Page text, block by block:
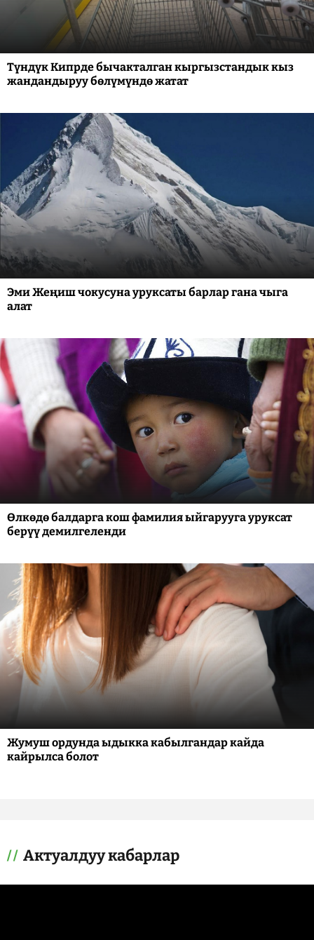
Түндүк Кипрде бычакталган кыргызстандык кыз
жандандыруу бөлүмүндө жатат
Эми Жеңиш чокусуна уруксаты барлар гана чыга
алат
Өлкөдө балдарга кош фамилия ыйгарууга уруксат
берүү демилгеленди
Жумуш ордунда ыдыкка кабылгандар кайда
кайрылса болот
Актуалдуу кабарлар